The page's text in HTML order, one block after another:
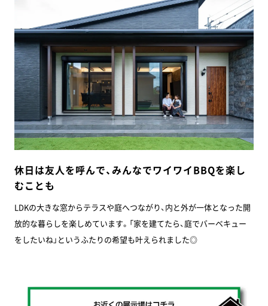
休日は友人を呼んで、みんなでワイワイBBQを楽し
むことも
LDKの大きな窓からテラスや庭へつながり、内と外が一体となった開
放的な暮らしを楽しめています。「家を建てたら、庭でバーベキュー
をしたいね」というふたりの希望も叶えられました◎